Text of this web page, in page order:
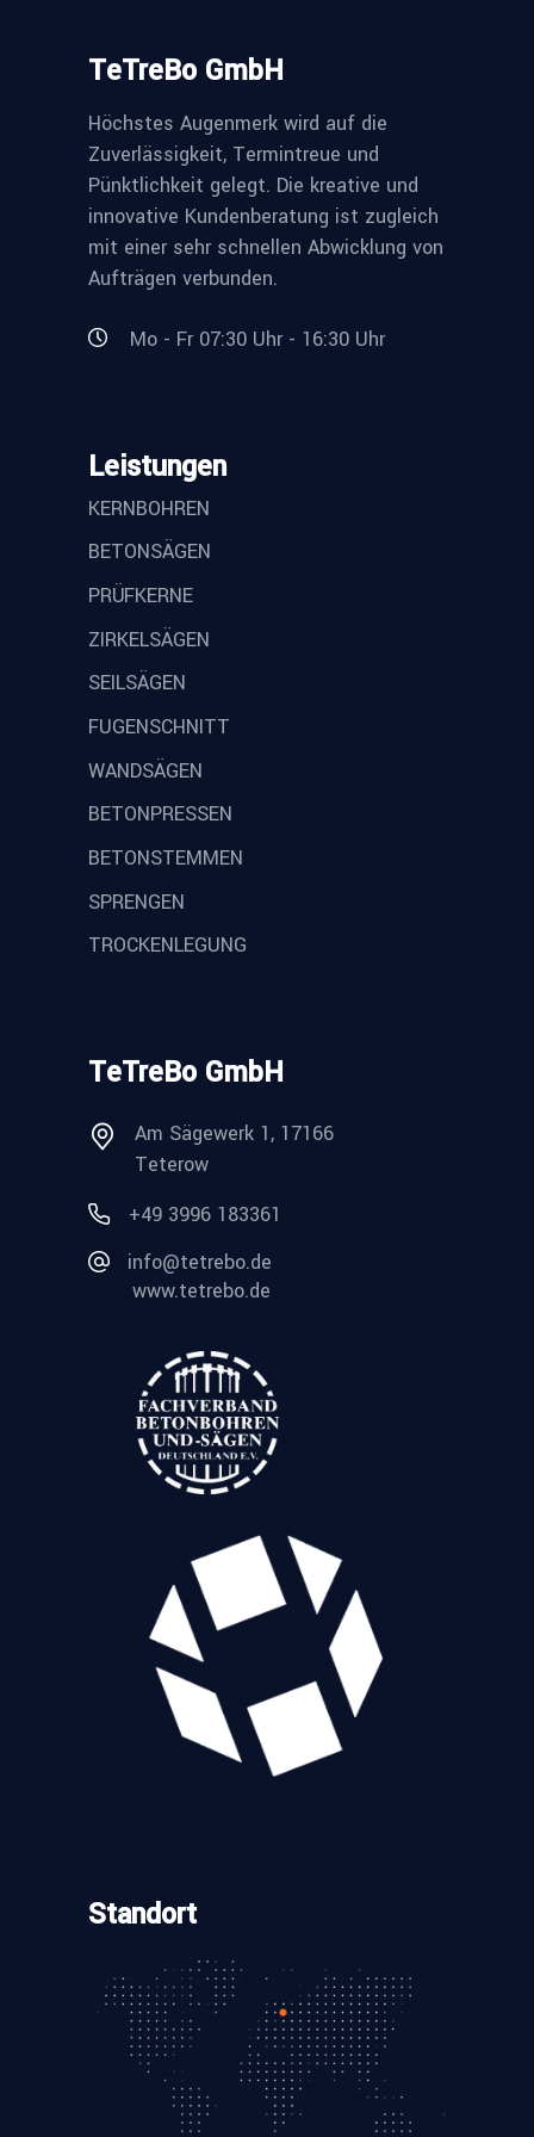
TeTreBo GmbH
Höchstes Augenmerk wird auf die
Zuverlässigkeit, Termintreue und
Pünktlichkeit gelegt. Die kreative und
innovative Kundenberatung ist zugleich
mit einer sehr schnellen Abwicklung von
Aufträgen verbunden.
Mo - Fr 07:30 Uhr - 16:30 Uhr
Leistungen
KERNBOHREN
BETONSÄGEN
PRÜFKERNE
ZIRKELSÄGEN
SEILSÄGEN
FUGENSCHNITT
WANDSÄGEN
BETONPRESSEN
BETONSTEMMEN
SPRENGEN
TROCKENLEGUNG
TeTreBo GmbH
Am Sägewerk 1, 17166
Teterow
+49 3996 183361
info@tetrebo.de
www.tetrebo.de
Standort